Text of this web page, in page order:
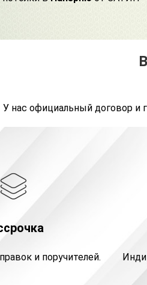
У нас официальный договор и
и поручителей.